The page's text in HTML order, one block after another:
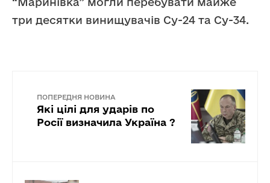
три десятки винищувачів Су-24 та Су-34.
ПОПЕРЕДНЯ НОВИНА
Які цілі для ударів по
Росії визначила Україна ?